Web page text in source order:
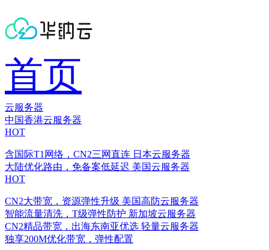
首页
云服务器
中国香港云服务器
HOT
含国际T1网络，CN2三网直连 日本云服务器
大陆优化路由，免备案低延迟 美国云服务器
HOT
CN2大带宽，资源弹性升级 美国高防云服务器
智能流量清洗，T级弹性防护 新加坡云服务器
CN2精品带宽，出海东南亚优选 轻量云服务器
独享200M优化带宽，弹性配置